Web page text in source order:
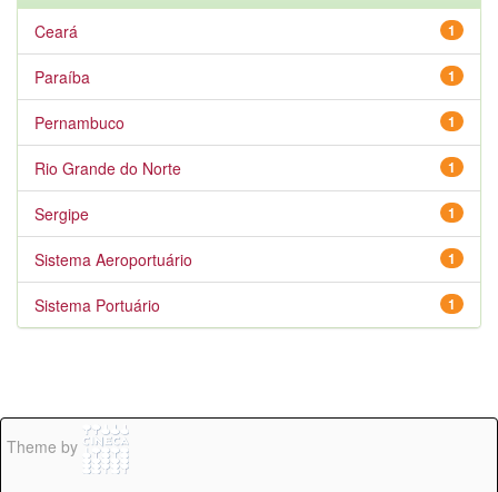
1
Ceará
1
Paraíba
1
Pernambuco
1
Rio Grande do Norte
1
Sergipe
1
Sistema Aeroportuário
1
Sistema Portuário
Theme by